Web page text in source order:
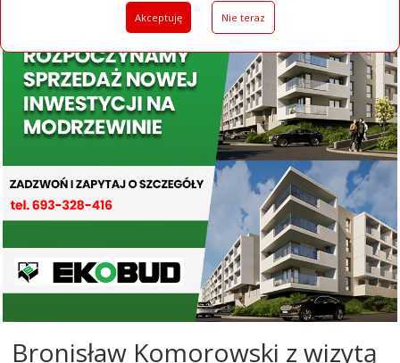
Akceptuję Nie teraz
Bronisław Komorowski z wizytą